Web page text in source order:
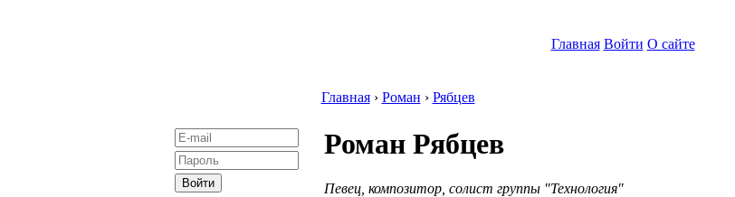
Главная Войти О сайте
Главная› Роман › Рябцев
Роман Рябцев
Певец, композитор, солист группы "Технология"